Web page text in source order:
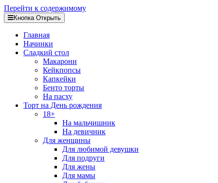
Перейти к содержимому
Кнопка Открыть
Главная
Начинки
Сладкий стол
Макарони
Кейкпопсы
Капкейки
Бенто торты
На пасху
Торт на День рождения
18+
На мальчишник
На девичник
Для женщины
Для любимой девушки
Для подруги
Для жены
Для мамы